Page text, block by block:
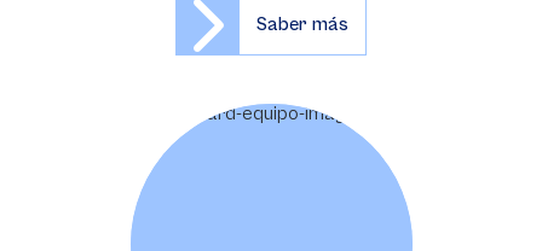
Saber más